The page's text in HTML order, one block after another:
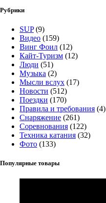
Рубрики
SUP(9)
Видео (159)
Винг Фоил (12)
Кайт-Туризм (12)
Люди (51)
Музыка (2)
Мысли вслух (17)
Новости (512)
Поездки (170)
Правила и требования (4)
Снаряжение (261)
Соревнования (122)
Техника катания (32)
Фото (133)
Популярные товары